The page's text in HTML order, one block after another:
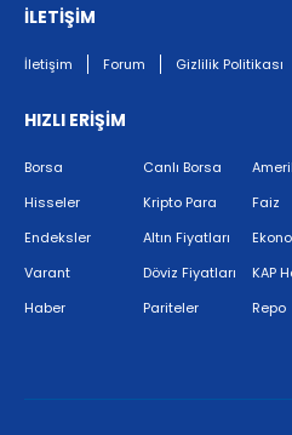
İLETİŞİM
İletişim Forum Gizlilik Politikası
HIZLI ERİŞİM
Borsa
Hisseler
Endeksler
Varant
Haber
Canlı Borsa
Kripto Para
Altın Fiyatları
Döviz Fiyatları
Pariteler
Faiz
KAP
Repo